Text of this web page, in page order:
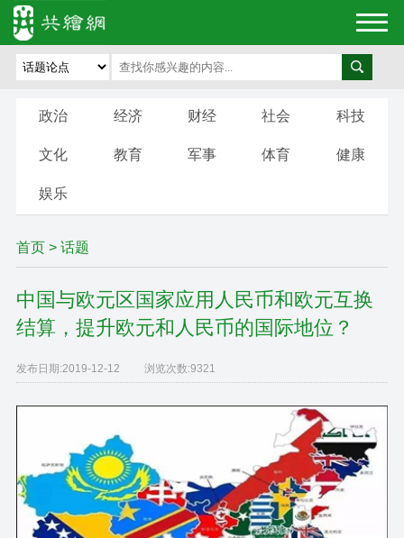
政治 经济 财经 社会 科技
文化 教育 军事 体育 健康
娱乐
首页> 话题
中国与欧元区国家应用人民币和欧元互换
结算，提升欧元和人民币的国际地位？
发布日期:2019-12-12 浏览次数:9321